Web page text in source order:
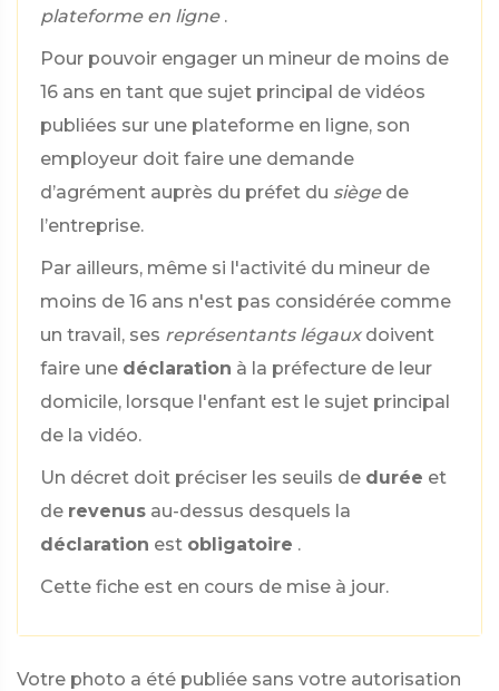
plateforme en ligne .
Pour pouvoir engager un mineur de moins de
16 ans en tant que sujet principal de vidéos
publiées sur une plateforme en ligne, son
employeur doit faire une demande
d’agrément auprès du préfet du siège de
l’entreprise.
Par ailleurs, même si l'activité du mineur de
moins de 16 ans n'est pas considérée comme
un travail, ses représentants légaux doivent
faire une déclaration à la préfecture de leur
domicile, lorsque l'enfant est le sujet principal
de la vidéo.
Un décret doit préciser les seuils de durée et
de revenus au-dessus desquels la
déclaration est obligatoire .
Cette fiche est en cours de mise à jour.
Votre photo a été publiée sans votre autorisation